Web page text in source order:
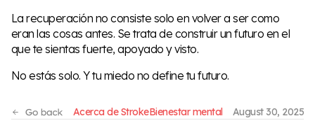
La recuperación no consiste solo en volver a ser como
eran las cosas antes. Se trata de construir un futuro en el
que te sientas fuerte, apoyado y visto.
No estás solo. Y tu miedo no define tu futuro.
Acerca de StrokeBienestar mental August 30, 2025